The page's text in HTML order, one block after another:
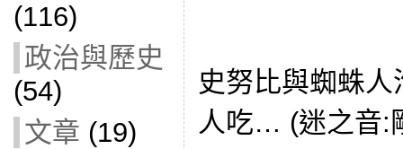
(116)
政治與歷史
(54)
文章 (19)
史努比與蜘蛛
人吃… (迷之音: